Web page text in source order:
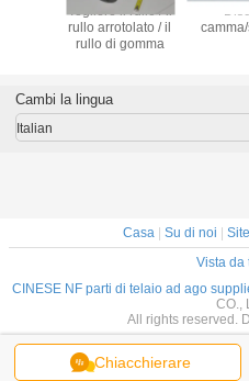
Togliere il rullo / il
rullo arrotolato / il
rullo di gomma
Chiacchierare
Cambi la lingua
Italian
Casa| Su di noi |
Vista da
CINESE NF parti di telaio ad ago
CO.,
All rights reserved.